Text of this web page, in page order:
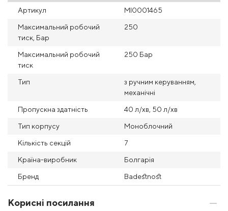
Артикул MI0001465
Максимальний робочий
тиск, Бар
250
Максимальний робочий
тиск
250 Бар
Тип
з ручним керуванням,
механічні
Пропускна здатність 40 л/хв, 50 л/хв
Тип корпусу Моноблочний
Кількість секцій 7
Країна-виробник Болгарія
Бренд Badestnost
Корисні посилання